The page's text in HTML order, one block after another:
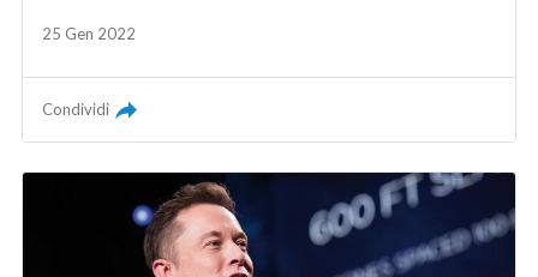
25 Gen 2022
Condividi